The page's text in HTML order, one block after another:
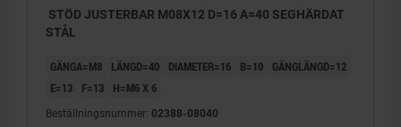
STÖD JUSTERBAR M08X12 D=16 A=40 SEGHÄRDAT
STÅL
GÄNGA=M8 LÄNGD=40 DIAMETER=16 B=10
GÄNGLÄNGD=12
E=13
F=13 H=M6 X 6
Beställningsnummer: 02388-08040